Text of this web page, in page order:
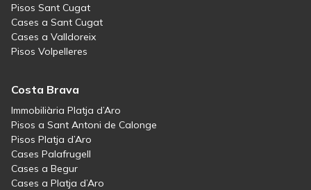
Pisos Sant Cugat
Cases a Sant Cugat
Cases a Valldoreix
Pisos Volpelleres
Costa Brava
Immobiliària Platja d’Aro
Pisos a Sant Antoni de Calonge
Pisos Platja d’Aro
Cases Palafrugell
Cases a Begur
Cases a Platja d’Aro